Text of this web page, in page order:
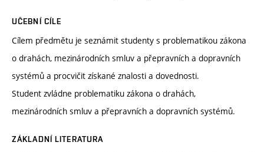
UČEBNÍ CÍLE
Cílem předmětu je seznámit studenty s problematikou zákona
o drahách, mezinárodních smluv a přepravních a dopravních
systémů a procvičit získané znalosti a dovednosti.
Student zvládne problematiku zákona o drahách,
mezinárodních smluv a přepravních a dopravních systémů.
ZÁKLADNÍ LITERATURA